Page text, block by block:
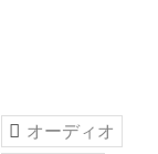
オーディオ